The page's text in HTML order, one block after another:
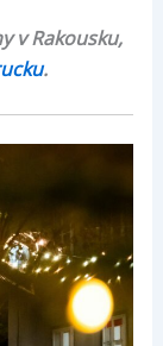
v Rakousku,
.